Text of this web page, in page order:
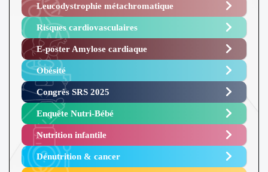
Leucodystrophie métachromatique
Risques cardiovasculaires
E-poster Amylose cardiaque ​
Obésité ​
Congrès SRS 2025 ​
Enquête Nutri-Bébé ​
Nutrition infantile
Dénutrition & cancer